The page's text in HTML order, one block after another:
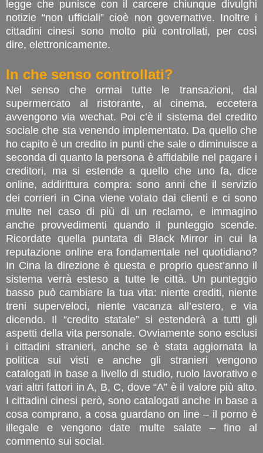
legge che punisce con il carcere chiunque divulghi
notizie “non ufficiali” cioè non governative. Inoltre i
cittadini cinesi sono molto più controllati, per così
dire, elettronicamente.
In che senso controllati?
Nel senso che ormai tutte le transazioni, dal
supermercato al ristorante, al cinema, eccetera
avvengono via wechat. Poi c’è il sistema del credito
sociale che sta venendo implementato. Da quello che
ho capito è un credito in punti che sale o diminuisce a
seconda di quanto la persona è affidabile nel pagare i
creditori, ma si estende a quello che uno fa, dice
online, addirittura compra: sono anni che il servizio
dei corrieri in Cina viene votato dai clienti e ci sono
multe nel caso di più di un reclamo, e immagino
anche provvedimenti quando il punteggio scende.
Ricordate quella puntata di Black Mirror in cui la
reputazione online era fondamentale nel quotidiano?
In Cina la direzione è questa e proprio quest’anno il
sistema verrà esteso a tutte le città. Un punteggio
basso può cambiare la tua vita: niente crediti, niente
treni superveloci, niente vacanza all’estero, e via
dicendo. Il “credito statale” si estenderà a tutti gli
aspetti della vita personale. Ovviamente sono esclusi
i cittadini stranieri, anche se è stata aggiornata la
politica sui visti e anche gli stranieri vengono
catalogati in base a livello di studio, ruolo lavorativo e
vari altri fattori in A, B, C, dove “A” è il valore più alto.
I cittadini cinesi però, sono catalogati anche in base a
cosa comprano, a cosa guardano on line – il porno è
illegale e vengono date multe salate – fino al
commento sui social.